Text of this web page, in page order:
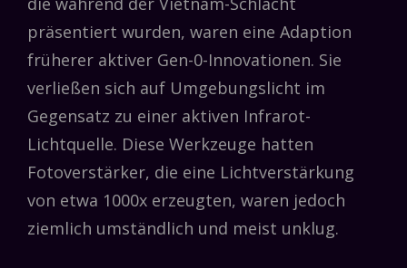
präsentiert wurden, waren eine Adaption
früherer aktiver Gen-0-Innovationen. Sie
verließen sich auf Umgebungslicht im
Gegensatz zu einer aktiven Infrarot-
Lichtquelle. Diese Werkzeuge hatten
Fotoverstärker, die eine Lichtverstärkung
von etwa 1000x erzeugten, waren jedoch
ziemlich umständlich und meist unklug.